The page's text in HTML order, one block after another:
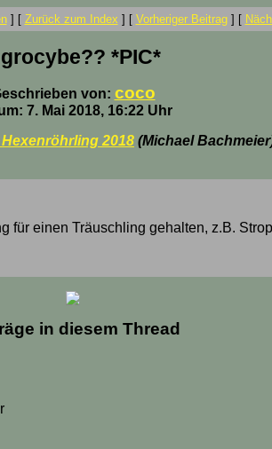
] [ Zurück zum Index ] [ Vorheriger Beitrag] [
*PIC*
von: coco
7. Mai 2018, 16:22 Uhr
2018 (Michael
für einen Träuschling gehalten, z.B.
in diesem Thread